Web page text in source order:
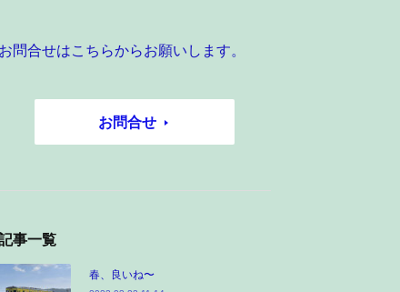
お問合せはこちらからお願いします。
お問合せ
事一覧
春、良いね〜